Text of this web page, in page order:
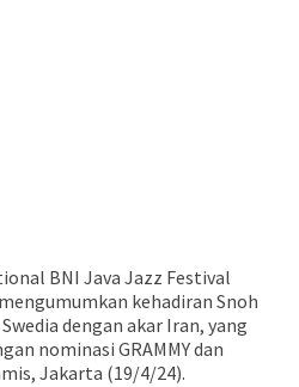
BNI Java Jazz Festival
kehadiran Snoh
dengan akar Iran, yang
nominasi GRAMMY dan
Jakarta (19/4/24).